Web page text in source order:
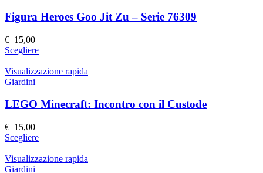
Figura Heroes Goo Jit Zu – Serie 76309
€ 15,00
ScegliereQuesto
ha
Le
scelte
nella
pagina
Visualizzazione rapida
Giardini
LEGO Minecraft: Incontro con il Custode
€ 15,00
ScegliereQuesto
ha
Visualizzazione rapida
Giardini